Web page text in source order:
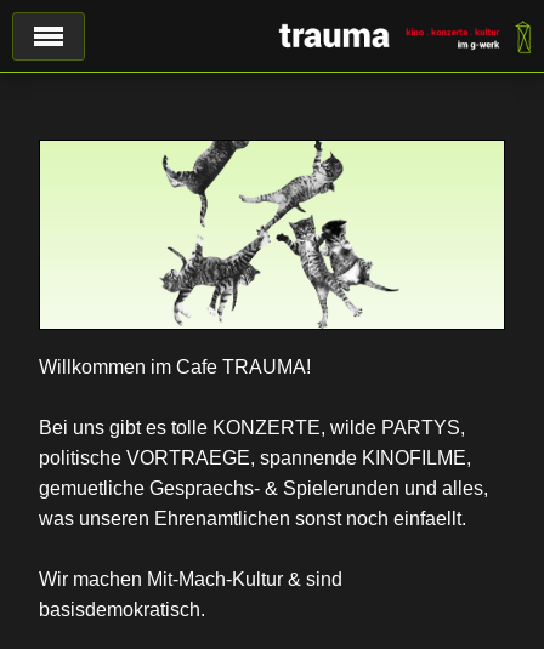
Willkommen im Cafe TRAUMA!
Bei uns gibt es tolle KONZERTE, wilde PARTYS,
politische VORTRAEGE, spannende KINOFILME,
gemuetliche Gespraechs- & Spielerunden und alles,
was unseren Ehrenamtlichen sonst noch einfaellt.
Wir machen Mit-Mach-Kultur & sind
basisdemokratisch.